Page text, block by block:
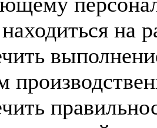
на